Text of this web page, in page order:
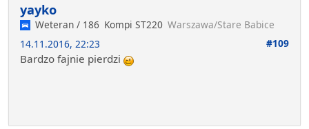
yayko
Weteran / 186 Kompi ST220 Warszawa/Stare Babice
14.11.2016, 22:23
#109
Bardzo fajnie pierdzi